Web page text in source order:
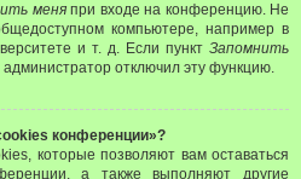
меняпри входе на конференцию. Не
компьютере, например в
и т. д. Если пункт Запомнить
администратор отключил эту функцию.
конференции»?
которые позволяют вам оставаться
а также выполняют другие